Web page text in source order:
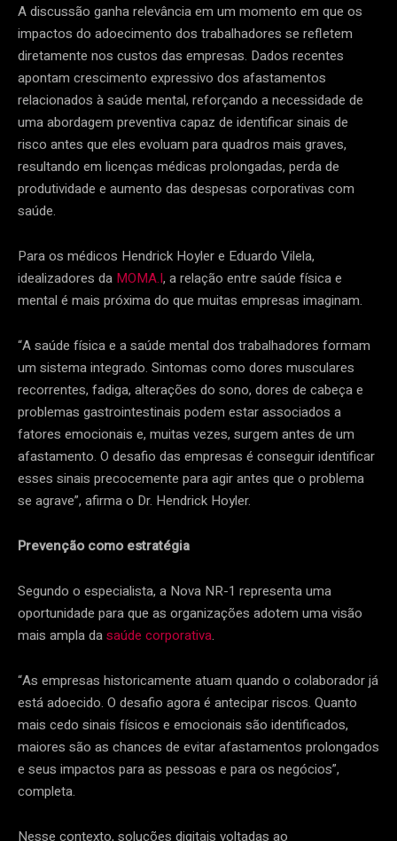
A discussão ganha relevância em um momento em que os
impactos do adoecimento dos trabalhadores se refletem
diretamente nos custos das empresas. Dados recentes
apontam crescimento expressivo dos afastamentos
relacionados à saúde mental, reforçando a necessidade de
uma abordagem preventiva capaz de identificar sinais de
risco antes que eles evoluam para quadros mais graves,
resultando em licenças médicas prolongadas, perda de
produtividade e aumento das despesas corporativas com
saúde.
Para os médicos Hendrick Hoyler e Eduardo Vilela,
idealizadores da MOMA.I, a relação entre saúde física e
mental é mais próxima do que muitas empresas imaginam.
“A saúde física e a saúde mental dos trabalhadores formam
um sistema integrado. Sintomas como dores musculares
recorrentes, fadiga, alterações do sono, dores de cabeça e
problemas gastrointestinais podem estar associados a
fatores emocionais e, muitas vezes, surgem antes de um
afastamento. O desafio das empresas é conseguir identificar
esses sinais precocemente para agir antes que o problema
se agrave”, afirma o Dr. Hendrick Hoyler.​
Prevenção como estratégia
Segundo o especialista, a Nova NR-1 representa uma
oportunidade para que as organizações adotem uma visão
mais ampla dasaúde corporativa.
“As empresas historicamente atuam quando o colaborador já
está adoecido. O desafio agora é antecipar riscos. Quanto
mais cedo sinais físicos e emocionais são identificados,
maiores são as chances de evitar afastamentos prolongados
e seus impactos para as pessoas e para os negócios”,
completa.
Nesse contexto, soluções digitais voltadas ao